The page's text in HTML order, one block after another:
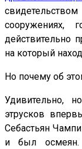
сооружениях,
действительно
на который
Но почему об
Удивительно,
этрусков
Себастьян
и был